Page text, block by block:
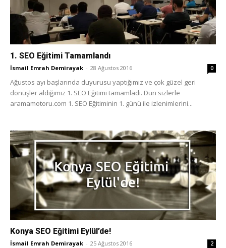
1. SEO Eğitimi Tamamlandı
İsmail Emrah Demirayak - 28 Ağustos 2016 0
Ağustos ayı başlarında duyurusu yaptığımız ve çok güzel geri
dönüşler aldığımız 1. SEO Eğitimi tamamladı. Dün sizlerle
aramamotoru.com 1. SEO Eğitiminin 1. günü ile izlenimlerini...
Konya SEO Eğitimi Eylül’de!
İsmail Emrah Demirayak - 25 Ağustos 2016 2